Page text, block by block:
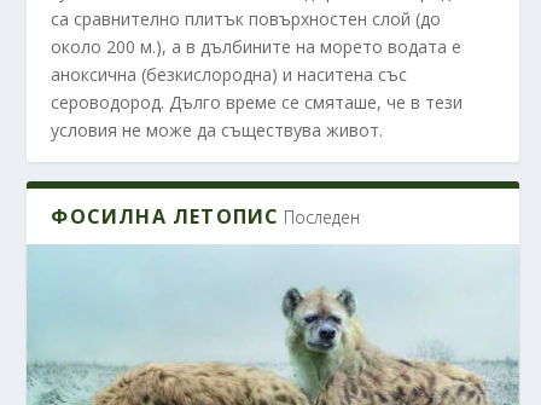
са сравнително плитък повърхностен слой (до
около 200 м.), а в дълбините на морето водата е
аноксична (безкислородна) и наситена със
сероводород. Дълго време се смяташе, че в тези
условия не може да съществува живот.
ФОСИЛНА ЛЕТОПИС Последен